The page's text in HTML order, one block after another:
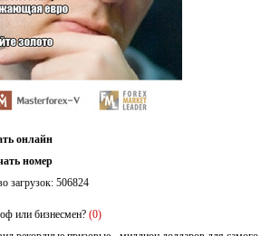
онлайн
номер
загрузок: 506824
или бизнесмен? (0)